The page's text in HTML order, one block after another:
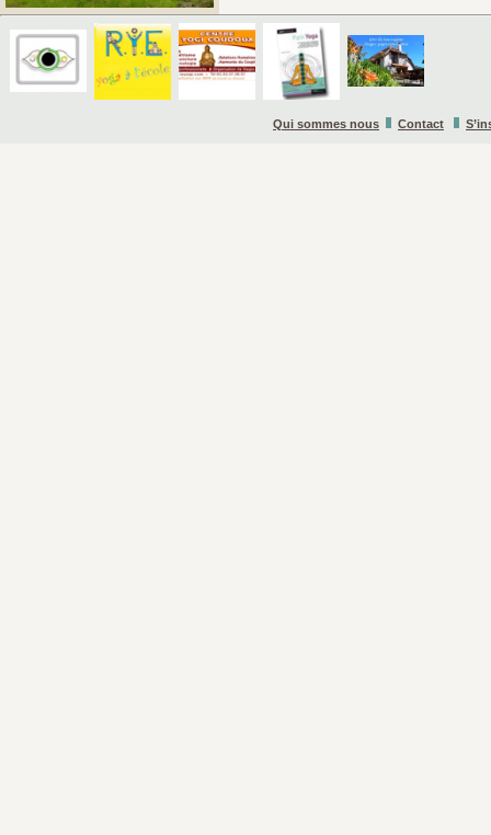
Qui sommes nous Contact